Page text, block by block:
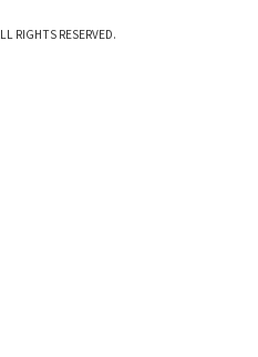
RIGHTS RESERVED.